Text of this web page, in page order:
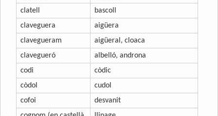
clatell
bascoll
claveguera
aigüera
clavegueram
aigüeral, cloaca
clavegueró
albelló, androna
codi
còdic
còdol
cudol
cofoi
desvanit